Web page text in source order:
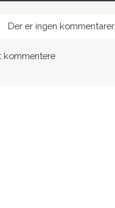
Der er ingen kommentarer.
kommentere